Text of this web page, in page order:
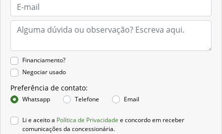
Financiamento?
Negociar usado
Preferência de contato:
Whatsapp Telefone Email
Li e aceito a Política de Privacidade e concordo em receber
comunicações da concessionária.